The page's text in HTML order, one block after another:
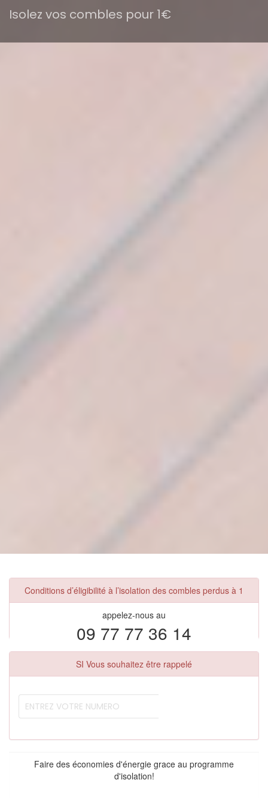
Isolez vos combles pour 1€
Conditions d’éligibilité à l’isolation des combles perdus à 1
appelez-nous au
09 77 77 36 14
SI Vous souhaitez être rappelé
Faire des économies d'énergie grace au programme
d'isolation!